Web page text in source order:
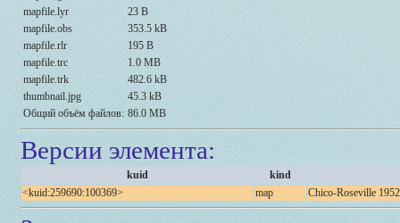
mapfile.lyr
23 B
mapfile.obs
353.5 kB
mapfile.rlr
195 B
mapfile.trc
1.0 MB
mapfile.trk
482.6 kB
thumbnail.jpg
45.3 kB
Общий объём файлов: 86.0 MB
Версии элемента:
kuid
kind
<kuid:259690:100369>
map Chico-Roseville 1952